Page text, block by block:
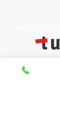
a cura